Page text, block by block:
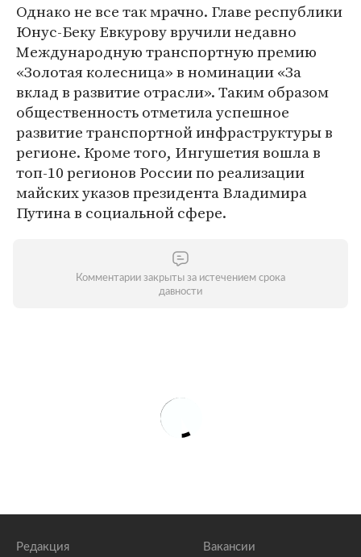
Однако не все так мрачно. Главе республики
Юнус-Беку Евкурову вручили недавно
Международную транспортную премию
«Золотая колесница» в номинации «За
вклад в развитие отрасли». Таким образом
общественность отметила успешное
развитие транспортной инфраструктуры в
регионе. Кроме того, Ингушетия вошла в
топ-10 регионов России по реализации
майских указов президента Владимира
Путина в социальной сфере.
Комментарии закрыты за истечением срока
давности
Редакция Вакансии